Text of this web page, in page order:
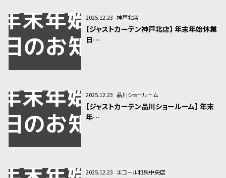
2025.12.23 神戸北店
【ジャストカーテン神戸北店】 年末年始休業
日…
2025.12.23 品川ショールーム
【ジャストカーテン品川ショールーム】 年末
年…
2025.12.23 エコール和泉中央店